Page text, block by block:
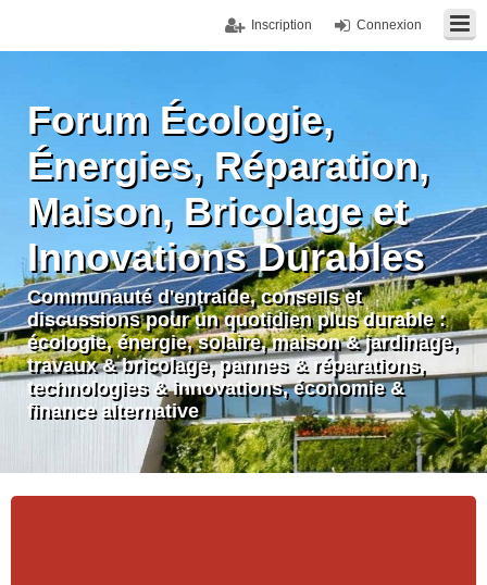
Connexion
Inscription
Forum Écologie,
Énergies, Réparation,
Maison, Bricolage et
Innovations Durables
Communauté d'entraide, conseils et
discussions pour un quotidien plus durable :
écologie, énergie, solaire, maison & jardinage,
travaux & bricolage, pannes & réparations,
technologies & innovations, économie &
finance alternative